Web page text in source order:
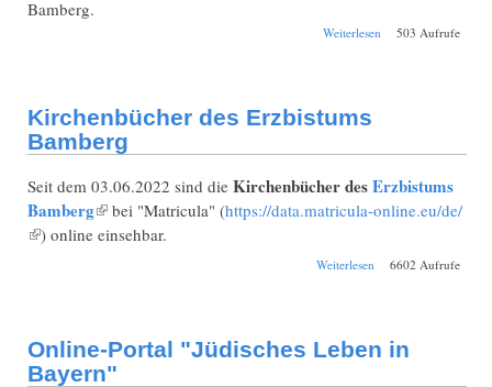
Bamberg.
Weiterlesen über Schul-
503 Aufrufe
Kirchenbücher des Erzbistums
Bamberg
Seit dem 03.06.2022 sind die Kirchenbücher desErzbistums
Bamberg(Link ist extern)
bei "Matricula" (https://data.matricula-online.eu/de/
(Link ist extern)
) online einsehbar.
Weiterlesen über Kirchenbücher
6602 Aufrufe
Online-Portal "Jüdisches Leben in
Bayern"